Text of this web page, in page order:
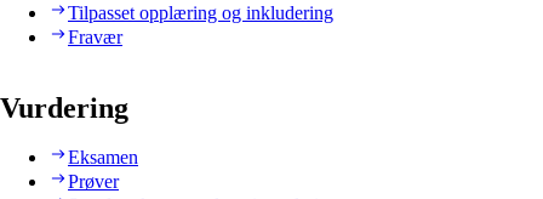
Tilpasset opplæring og inkludering
Fravær
Vurdering
Eksamen
Prøver